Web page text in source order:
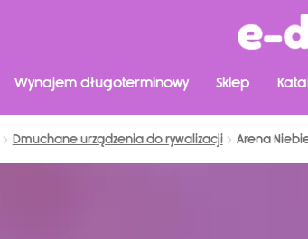
Wynajem długoterminowy Sklep
Dmuchane urządzenia do rywalizacji Arena